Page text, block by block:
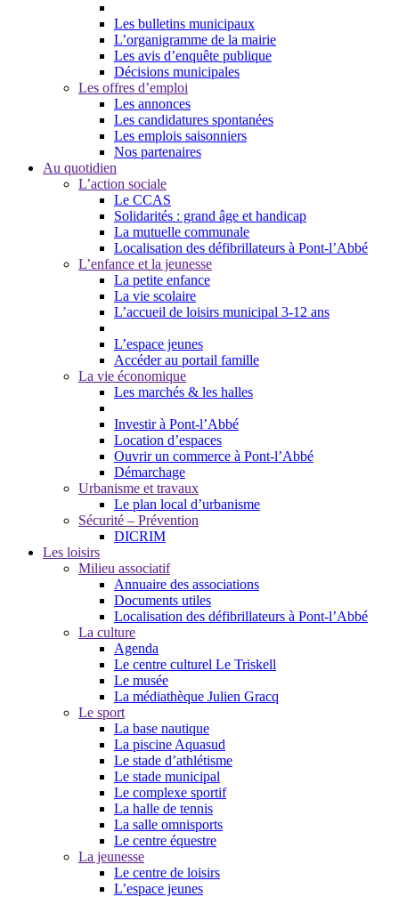
Les bulletins municipaux
L’organigramme de la mairie
Les avis d’enquête publique
Décisions municipales
Les offres d’emploi
Les annonces
Les candidatures spontanées
Les emplois saisonniers
Nos partenaires
Au quotidien
L’action sociale
Le CCAS
Solidarités : grand âge et handicap
La mutuelle communale
Localisation des défibrillateurs à Pont-l’Abbé
L’enfance et la jeunesse
La petite enfance
La vie scolaire
L’accueil de loisirs municipal 3-12 ans
L’espace jeunes
Accéder au portail famille
La vie économique
Les marchés & les halles
Investir à Pont-l’Abbé
Location d’espaces
Ouvrir un commerce à Pont-l’Abbé
Démarchage
Urbanisme et travaux
Le plan local d’urbanisme
Sécurité – Prévention
DICRIM
Les loisirs
Milieu associatif
Annuaire des associations
Documents utiles
Localisation des défibrillateurs à Pont-l’Abbé
La culture
Agenda
Le centre culturel Le Triskell
Le musée
La médiathèque Julien Gracq
Le sport
La base nautique
La piscine Aquasud
Le stade d’athlétisme
Le stade municipal
Le complexe sportif
La halle de tennis
La salle omnisports
Le centre équestre
La jeunesse
Le centre de loisirs
L’espace jeunes